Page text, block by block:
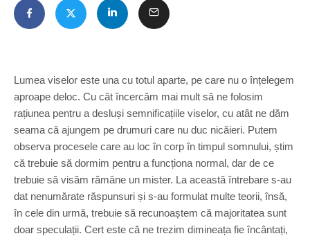
Lumea viselor este una cu totul aparte, pe care nu o înțelegem
aproape deloc. Cu cât încercăm mai mult să ne folosim
rațiunea pentru a desluși semnificațiile viselor, cu atât ne dăm
seama că ajungem pe drumuri care nu duc nicăieri. Putem
observa procesele care au loc în corp în timpul somnului, știm
că trebuie să dormim pentru a funcționa normal, dar de ce
trebuie să visăm rămâne un mister. La această întrebare s-au
dat nenumărate răspunsuri și s-au formulat multe teorii, însă,
în cele din urmă, trebuie să recunoaștem că majoritatea sunt
doar speculații. Cert este că ne trezim dimineața fie încântați,